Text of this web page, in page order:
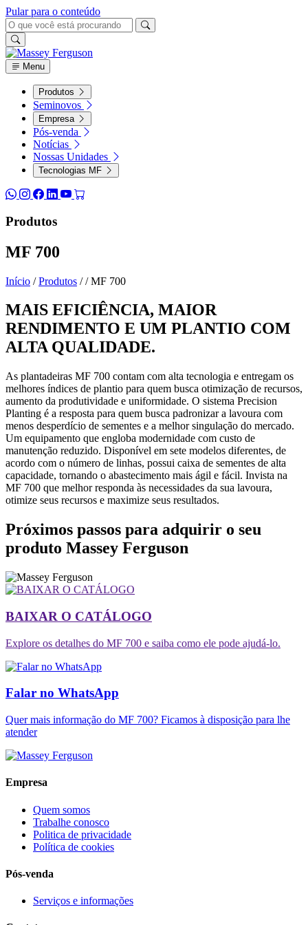
Pular para o conteúdo
Menu
Produtos
Seminovos
Empresa
Pós-venda
Notícias
Nossas Unidades
Tecnologias MF
Produtos
MF 700
Início / Produtos / / MF 700
MAIS EFICIÊNCIA, MAIOR
RENDIMENTO E UM PLANTIO COM
ALTA QUALIDADE.
As plantadeiras MF 700 contam com alta tecnologia e entregam os
melhores índices de plantio para quem busca otimização de recursos,
aumento da produtividade e uniformidade. O sistema Precision
Planting é a resposta para quem busca padronizar a lavoura com
menos desperdício de sementes e a melhor singulação do mercado.
Um equipamento que engloba modernidade com custo de
manutenção reduzido. Disponível em sete modelos diferentes, de
acordo com o número de linhas, possui caixa de sementes de alta
capacidade, tornando o abastecimento mais ágil e fácil. Invista na
MF 700 que melhor responda às necessidades da sua lavoura,
otimize seus recursos e maximize seus resultados.
Próximos passos para adquirir o seu
produto Massey Ferguson
BAIXAR O CATÁLOGO
Explore os detalhes do MF 700 e saiba como ele pode ajudá-lo.
Falar no WhatsApp
Quer mais informação do MF 700? Ficamos à disposição para lhe
atender
Empresa
Quem somos
Trabalhe conosco
Politica de privacidade
Política de cookies
Pós-venda
Serviços e informações